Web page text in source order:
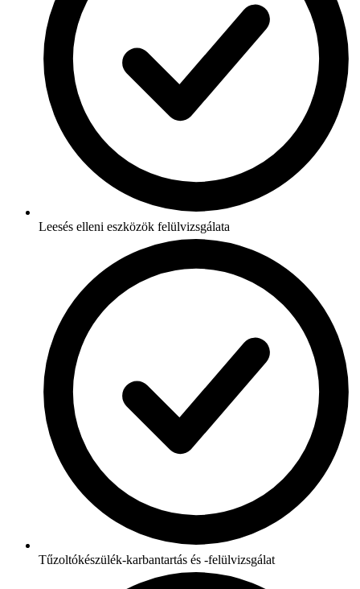
Leesés elleni eszközök felülvizsgálata
Tűzoltókészülék-karbantartás és -felülvizsgálat